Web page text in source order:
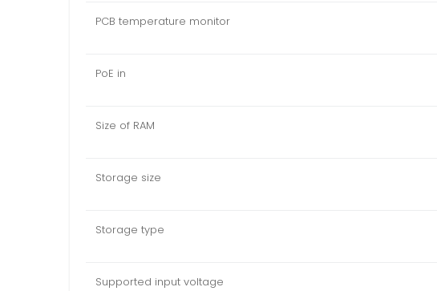
PCB temperature monitor
PoE in
Size of RAM
Storage size
Storage type
Supported input voltage